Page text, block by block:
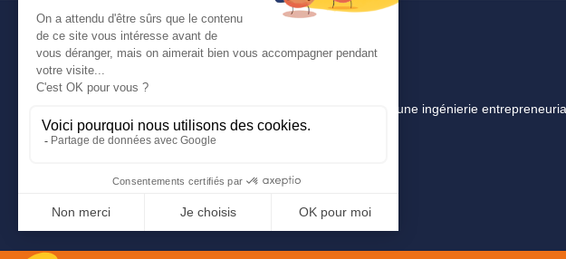
Un cabinet d’expertise comptable lyonnais pour une ingénierie
pragmatique, innovante et efficace.